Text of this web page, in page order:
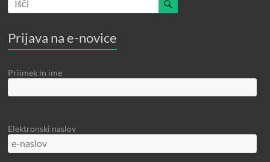
Prijava na e-novice
Priimek in ime
Elektronski naslov